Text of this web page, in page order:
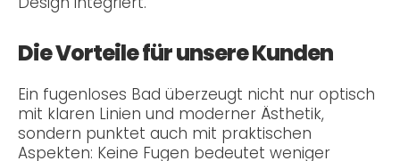
Die Vorteile für unsere Kunden
Ein fugenloses Bad überzeugt nicht nur optisch
mit klaren Linien und moderner Ästhetik,
sondern punktet auch mit praktischen
Aspekten: Keine Fugen bedeutet weniger